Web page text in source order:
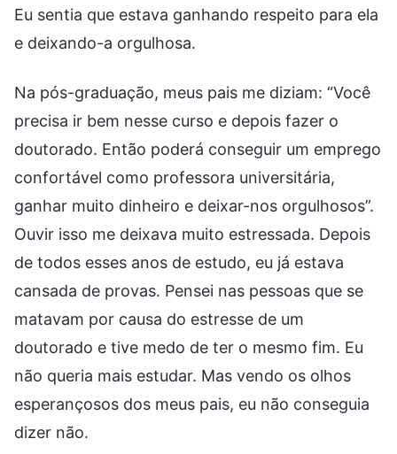
Eu sentia que estava ganhando respeito para ela
e deixando-a orgulhosa.
Na pós-graduação, meus pais me diziam: “Você
precisa ir bem nesse curso e depois fazer o
doutorado. Então poderá conseguir um emprego
confortável como professora universitária,
ganhar muito dinheiro e deixar-nos orgulhosos”.
Ouvir isso me deixava muito estressada. Depois
de todos esses anos de estudo, eu já estava
cansada de provas. Pensei nas pessoas que se
matavam por causa do estresse de um
doutorado e tive medo de ter o mesmo fim. Eu
não queria mais estudar. Mas vendo os olhos
esperançosos dos meus pais, eu não conseguia
dizer não.